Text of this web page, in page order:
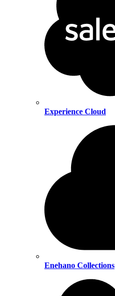
Experience Cloud
Enehano Collections